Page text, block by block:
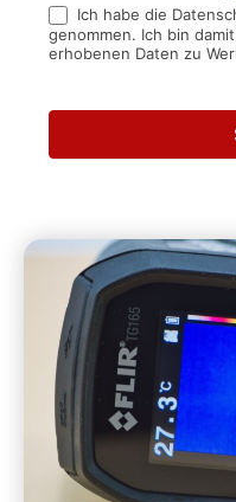
Ich habe die
genommen. Ich bin
erhobenen Daten zu